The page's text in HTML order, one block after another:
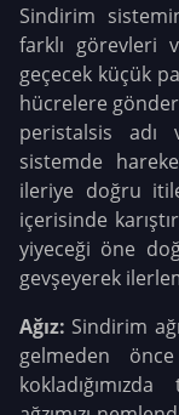
Sindirim
farklı görevleri
geçecek küçük
hücrelere
peristalsis adı
sistemde
ileriye doğru
içerisinde
yiyeceği öne
gevşeyerek
Ağız: Sindirim
gelmeden